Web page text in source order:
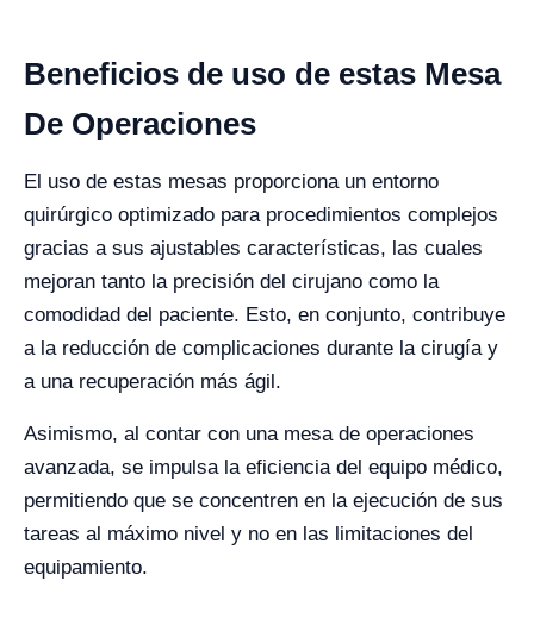
Beneficios de uso de estas Mesa
De Operaciones
El uso de estas mesas proporciona un entorno
quirúrgico optimizado para procedimientos complejos
gracias a sus ajustables características, las cuales
mejoran tanto la precisión del cirujano como la
comodidad del paciente. Esto, en conjunto, contribuye
a la reducción de complicaciones durante la cirugía y
a una recuperación más ágil.
Asimismo, al contar con una mesa de operaciones
avanzada, se impulsa la eficiencia del equipo médico,
permitiendo que se concentren en la ejecución de sus
tareas al máximo nivel y no en las limitaciones del
equipamiento.